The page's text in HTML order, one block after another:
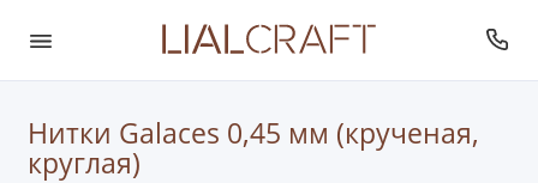
Нитки Galaces 0,45 мм (крученая,
круглая)